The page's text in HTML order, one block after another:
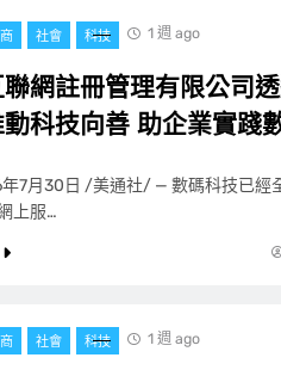
社會 科技 1 週 ago
網註冊管理有限公司
科技向善 助企業實踐
7月30日 /美通社/ — 數碼科技已經
上服…
社會 科技 1 週 ago